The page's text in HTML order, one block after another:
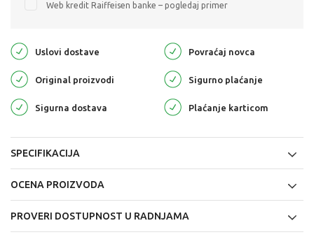
Web kredit Raiffeisen banke – pogledaj primer
Uslovi dostave Povraćaj novca
Original proizvodi Sigurno plaćanje
Sigurna dostava Plaćanje karticom
SPECIFIKACIJA
OCENA PROIZVODA
PROVERI DOSTUPNOST U RADNJAMA